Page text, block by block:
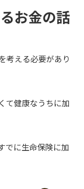
お金の話
考える必要があり
て健康なうちに加
でに生命保険に加